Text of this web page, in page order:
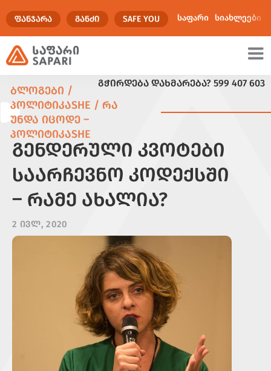
ᲤᲐᲜᲯᲐᲠᲐ ᲒᲐᲜᲫᲘ SAFE YOU საფარი სიახლეები
ᲒᲭᲘᲠᲓᲔᲑᲐ ᲓᲐᲮᲛᲐᲠᲔᲑᲐ? 599 407 603
ᲑᲚᲝᲒᲔᲑᲘ /
ᲞᲝᲚᲘᲢᲘᲙᲐSHE / ᲠᲐ
ᲣᲜᲓᲐ ᲘᲪᲝᲓᲔ –
ᲞᲝᲚᲘᲢᲘᲙᲐSHE
ᲒᲔᲜᲓᲔᲠᲣᲚᲘ ᲙᲕᲝᲢᲔᲑᲘ
ᲡᲐᲐᲠᲩᲔᲕᲜᲝ ᲙᲝᲓᲔᲥᲡᲨᲘ
– ᲠᲐᲛᲔ ᲐᲮᲐᲚᲘᲐ?
2 ᲘᲕᲚ, 2020